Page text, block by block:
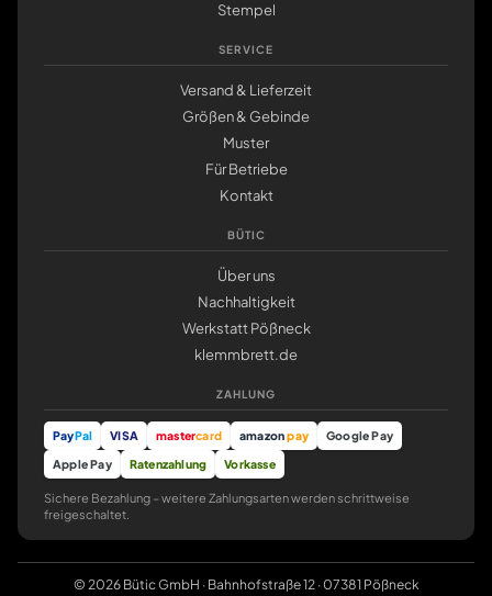
Stempel
SERVICE
Versand & Lieferzeit
Größen & Gebinde
Muster
Für Betriebe
Kontakt
BÜTIC
Über uns
Nachhaltigkeit
Werkstatt Pößneck
klemmbrett.de
ZAHLUNG
PayPal VISA mastercard amazonpay
Google Pay
Apple Pay
Ratenzahlung Vorkasse
Sichere Bezahlung – weitere Zahlungsarten werden schrittweise
freigeschaltet.
© 2026 Bütic GmbH · Bahnhofstraße 12 · 07381 Pößneck